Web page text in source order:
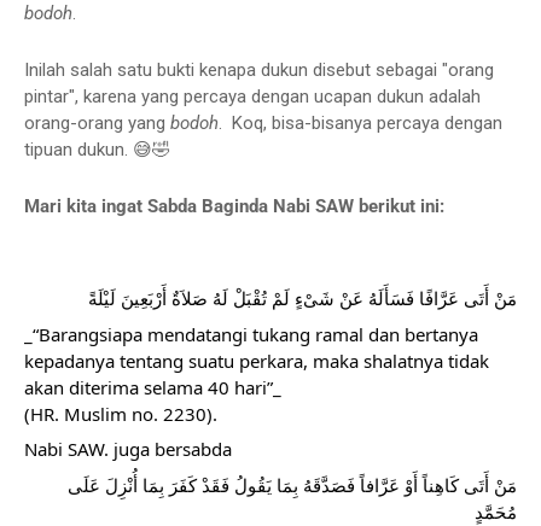
bodoh.
Inilah salah satu bukti kenapa dukun disebut sebagai "orang
pintar", karena yang percaya dengan ucapan dukun adalah
orang-orang yang bodoh. Koq, bisa-bisanya percaya dengan
tipuan dukun. 😅🤣
Mari kita ingat Sabda Baginda Nabi SAW berikut ini:
مَنْ أَتَى عَرَّافًا فَسَأَلَهُ عَنْ شَىْءٍ لَمْ تُقْبَلْ لَهُ صَلاَةٌ أَرْبَعِينَ لَيْلَةً
_“Barangsiapa mendatangi tukang ramal dan bertanya
kepadanya tentang suatu perkara, maka shalatnya tidak
akan diterima selama 40 hari”_
(HR. Muslim no. 2230).
Nabi SAW. juga bersabda
مُحَمَّدٍ